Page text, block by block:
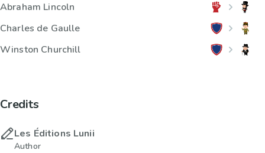
Abraham Lincoln
Charles de Gaulle
Winston Churchill
Credits
Les Éditions Lunii
Author